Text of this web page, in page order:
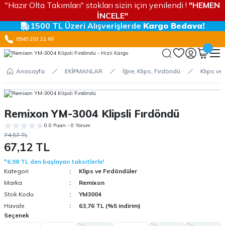
"Hazır Olta Takımları" stokları sizin için yenilendi ! "HEMEN
İNCELE"
1500 TL Üzeri Alışverişlerde Kargo Bedava!
0545 203 21 60
Anasayfa EKİPMANLAR İğne, Klips, Fırdöndü Klips ve
Remixon YM-3004 Klipsli Fırdöndü
0.0 Puan - 0 Yorum
74,57 TL
67,12 TL
*6,98 TL den başlayan taksitlerle!
Kategori
Klips ve Fırdöndüler
Marka
Remixon
Stok Kodu
YM3004
Havale
63,76 TL (%5 indirim)
Seçenek